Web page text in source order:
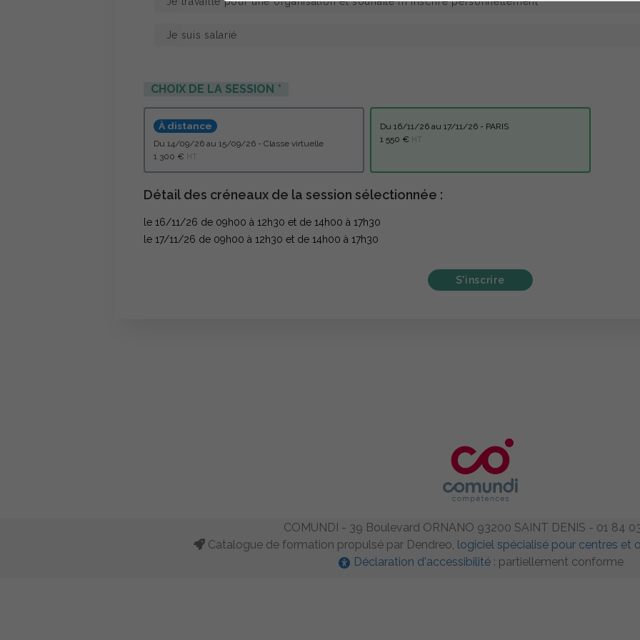
CHOIX DE LA SESSION
À distance
du 14/09/26 au 15/09/26 - Classe virtuelle
1 300 € HT
du 16/11/26 au 17/11/26 - PARIS
1 550 € HT
Détail des créneaux de la session sélectionnée :
le 16/11/26 de 09h00 à 12h30 et de 14h00 à 17h30
le 17/11/26 de 09h00 à 12h30 et de 14h00 à 17h30
S'inscrire
COMUNDI - 39 Boulevard ORNANO 93200 SAINT DENIS - 01 84
Catalogue de formation propulsé par Dendreo, logiciel spécialisé pour centres et
Déclaration d'accessibilité : partiellement conforme